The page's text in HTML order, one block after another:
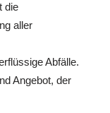
die
aller
Abfälle.
Angebot, der